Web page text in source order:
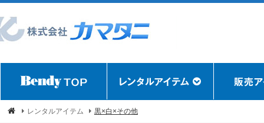
レンタルアイテム 黒×白×その他